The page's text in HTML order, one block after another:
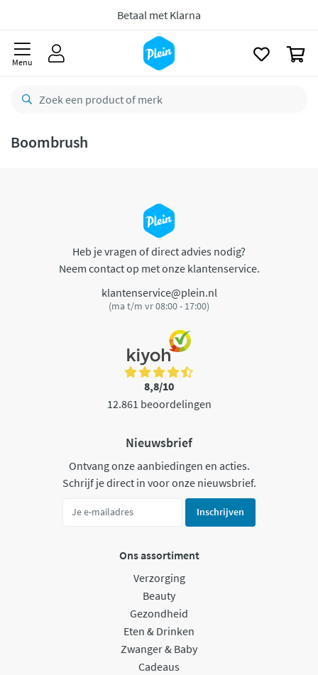
Betaal met Klarna
Menu
Boombrush
Heb je vragen of direct advies nodig?
Neem contact op met onze klantenservice.
klantenservice@plein.nl
(ma t/m vr 08:00 - 17:00)
8,8/10
12.861 beoordelingen
Nieuwsbrief
Ontvang onze aanbiedingen en acties.
Schrijf je direct in voor onze nieuwsbrief.
Inschrijven
Ons assortiment
Verzorging
Beauty
Gezondheid
Eten & Drinken
Zwanger & Baby
Cadeaus